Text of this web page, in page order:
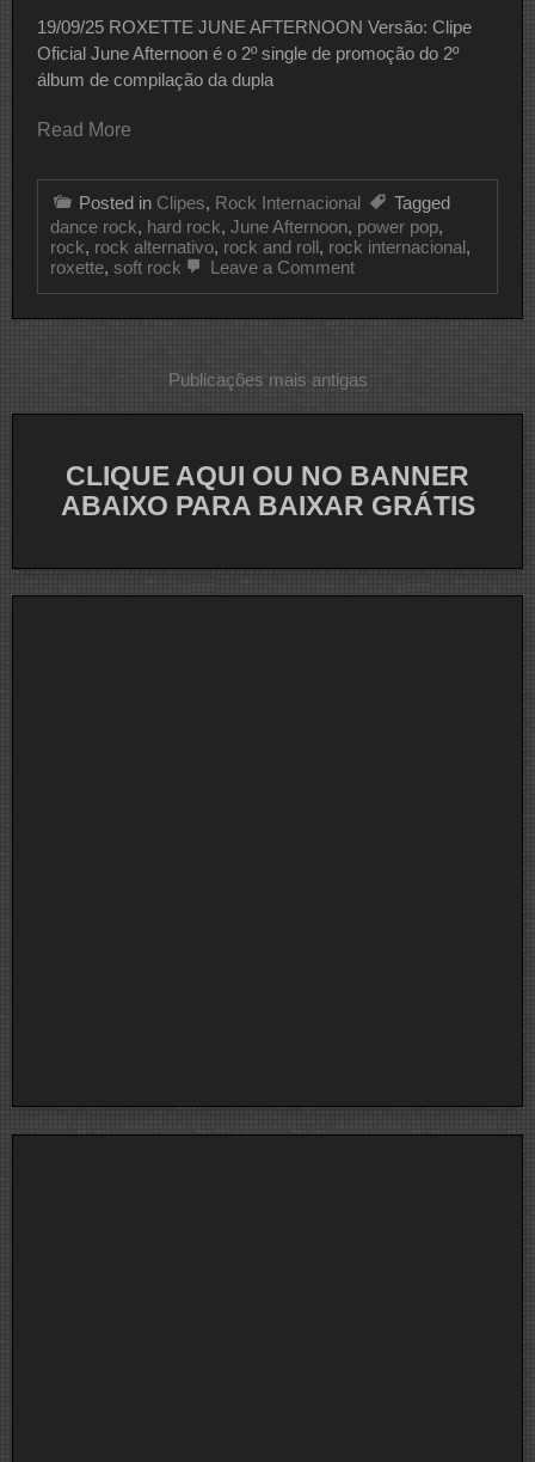
19/09/25 ROXETTE JUNE AFTERNOON Versão: Clipe
Oficial June Afternoon é o 2º single de promoção do 2º
álbum de compilação da dupla
Read More
Posted in Clipes, Rock Internacional
Tagged
dance rock, hard rock, June Afternoon, power pop,
rock, rock alternativo, rock and roll, rock internacional,
roxette, soft rock Leave a Commenton
por
Publicações mais antigas
CLIQUE AQUI OU NO BANNER
ABAIXO PARA BAIXAR GRÁTIS